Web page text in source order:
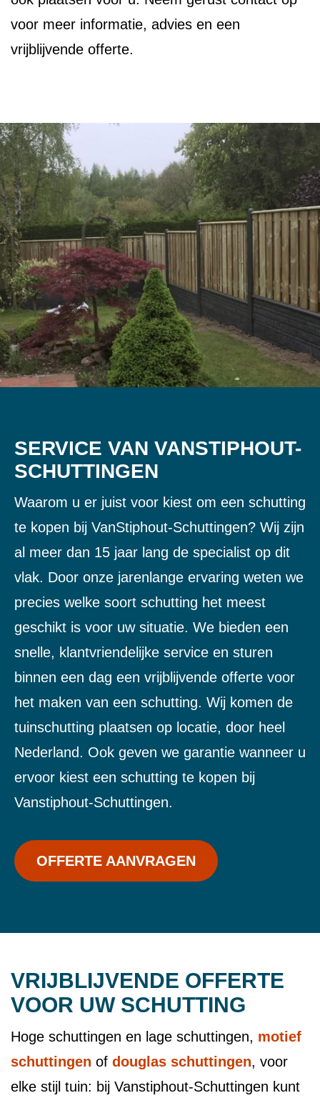
voor meer informatie, advies en een
vrijblijvende offerte.
SERVICE VAN VANSTIPHOUT-
SCHUTTINGEN
Waarom u er juist voor kiest om een schutting
te kopen bij VanStiphout-Schuttingen? Wij zijn
al meer dan 15 jaar lang de specialist op dit
vlak. Door onze jarenlange ervaring weten we
precies welke soort schutting het meest
geschikt is voor uw situatie. We bieden een
snelle, klantvriendelijke service en sturen
binnen een dag een vrijblijvende offerte voor
het maken van een schutting. Wij komen de
tuinschutting plaatsen op locatie, door heel
Nederland. Ook geven we garantie wanneer u
ervoor kiest een schutting te kopen bij
Vanstiphout-Schuttingen.
OFFERTE AANVRAGEN
VRIJBLIJVENDE OFFERTE
VOOR UW SCHUTTING
Hoge schuttingen en lage schuttingen, motief
schuttingen of douglas schuttingen, voor
elke stijl tuin: bij Vanstiphout-Schuttingen kunt